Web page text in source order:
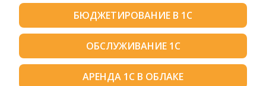
БЮДЖЕТИРОВАНИЕ В 1С
ОБСЛУЖИВАНИЕ 1С
АРЕНДА 1С В ОБЛАКЕ